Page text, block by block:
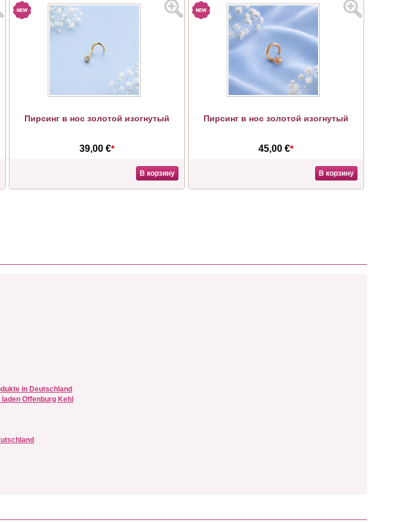
Пирсинг в нос золотой изогнутый
39,00 €*
В корзину
Пирсинг в нос золотой изогнутый
45,00 €*
В корзину
in Deutschland
Offenburg Kehl